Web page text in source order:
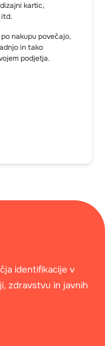
kartic,
itd.
nakupu povečajo,
in tako
podjetja.
identifikacije v
zdravstvu in javnih